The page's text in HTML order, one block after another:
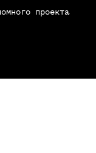
проекта